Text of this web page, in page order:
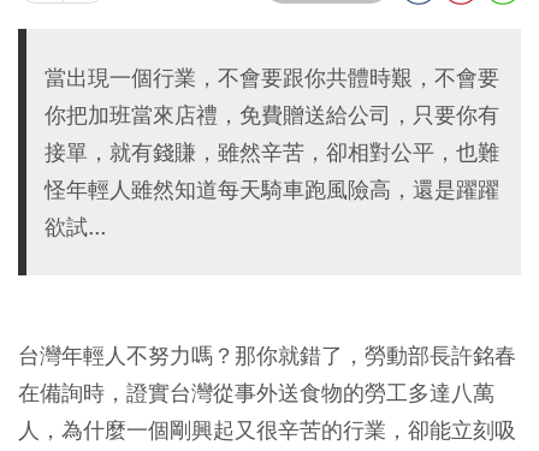
當出現一個行業，不會要跟你共體時艱，不會要
你把加班當來店禮，免費贈送給公司，只要你有
接單，就有錢賺，雖然辛苦，卻相對公平，也難
怪年輕人雖然知道每天騎車跑風險高，還是躍躍
欲試...
台灣年輕人不努力嗎？那你就錯了，勞動部長許銘春
在備詢時，證實台灣從事外送食物的勞工多達八萬
人，為什麼一個剛興起又很辛苦的行業，卻能立刻吸